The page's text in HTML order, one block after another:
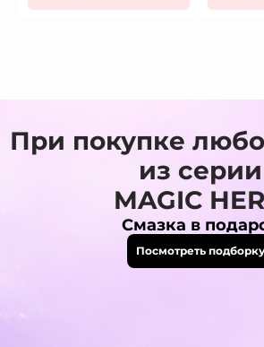
При покупке
из серии
MAGIC
Смазка в
Посмотреть подборку